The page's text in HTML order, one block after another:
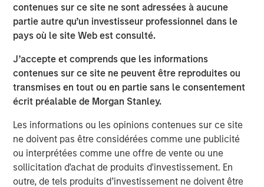
contenues sur ce site ne sont adressées à aucune
partie autre qu’un investisseur professionnel dans le
pays où le site Web est consulté.
J’accepte et comprends que les informations
contenues sur ce site ne peuvent être reproduites ou
transmises en tout ou en partie sans le consentement
écrit préalable de Morgan Stanley.
Les informations ou les opinions contenues sur ce site
ne doivent pas être considérées comme une publicité
ou interprétées comme une offre de vente ou une
sollicitation d'achat de produits d'investissement. En
outre, de tels produits d’investissement ne doivent être
A leading specialty chemicals producer in China, Tianhe
is the largest lubricant oil additive producer in China and
a leading high-end specialty fluorochemical producer
globally. Established in 1992 in Jinzhou, Liaoning
Province, Tianhe employs more than 1,200 people with
three manufacturing bases. For more information, please
visit the Company’s website at
About Morgan Stanley Private Equity Asia